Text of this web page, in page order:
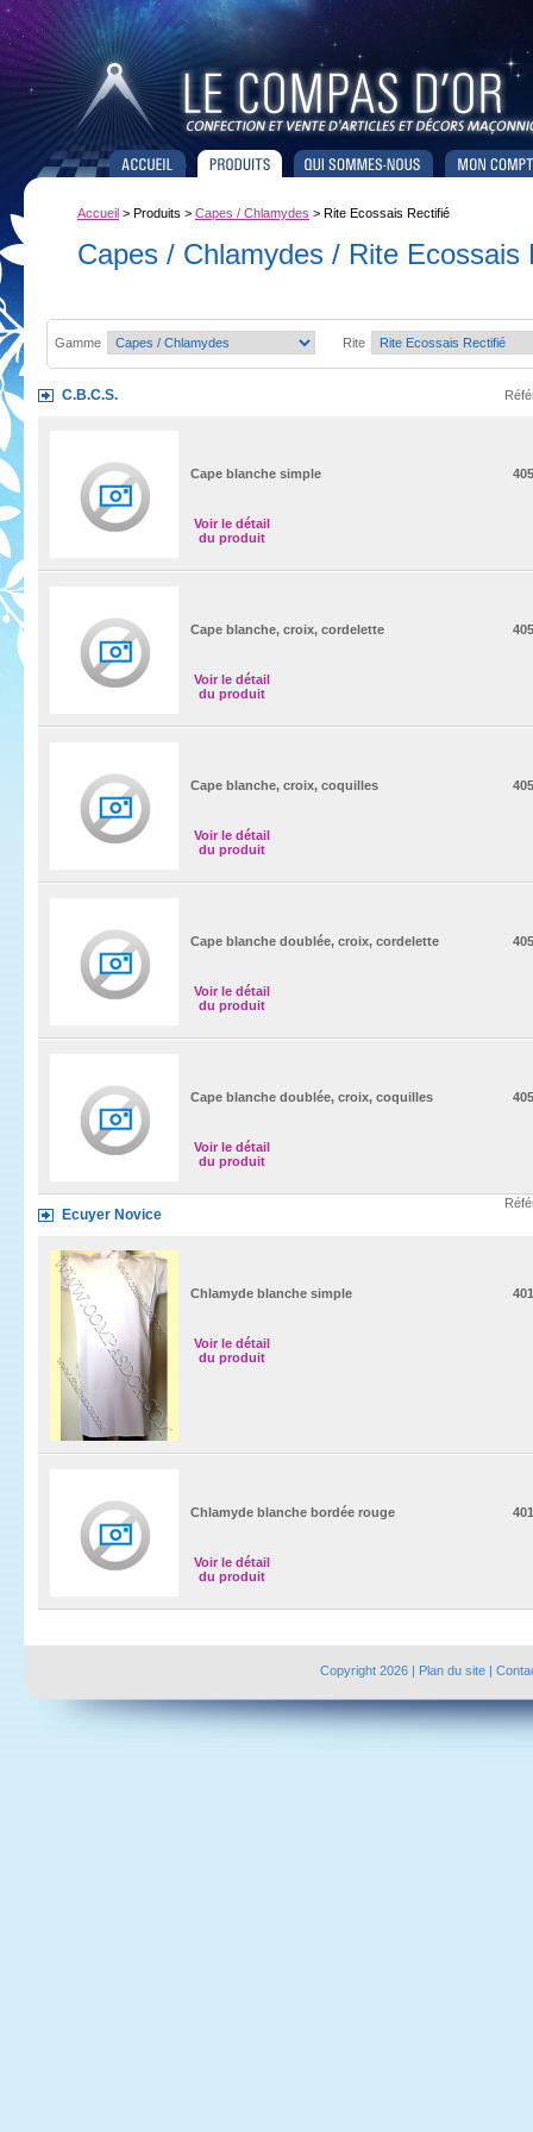
Accueil > Produits > Capes / Chlamydes > Rite Ecossais Rectifié
Capes / Chlamydes / Rite Ecossais
Gamme Rite
C.B.C.S.
Cape blanche simple
Voir le détail
du produit
Cape blanche, croix, cordelette
Voir le détail
du produit
Cape blanche, croix, coquilles
Voir le détail
du produit
Cape blanche doublée, croix, cordelette
Voir le détail
du produit
Cape blanche doublée, croix, coquilles
Voir le détail
du produit
Ecuyer Novice
Chlamyde blanche simple
Voir le détail
du produit
Chlamyde blanche bordée rouge
Voir le détail
du produit
Copyright 2026 | Plan du site|